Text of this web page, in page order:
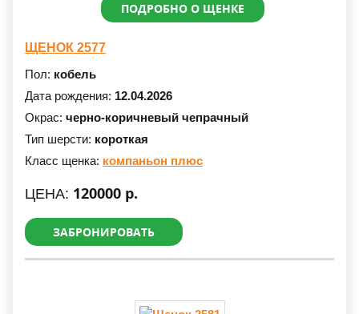
ПОДРОБНО О ЩЕНКЕ
ЩЕНОК 2577
Пол: кобель
Дата рождения: 12.04.2026
Окрас: черно-коричневый чепрачный
Тип шерсти: короткая
Класс щенка: компаньон плюс
ЦЕНА: 120000 р.
ЗАБРОНИРОВАТЬ